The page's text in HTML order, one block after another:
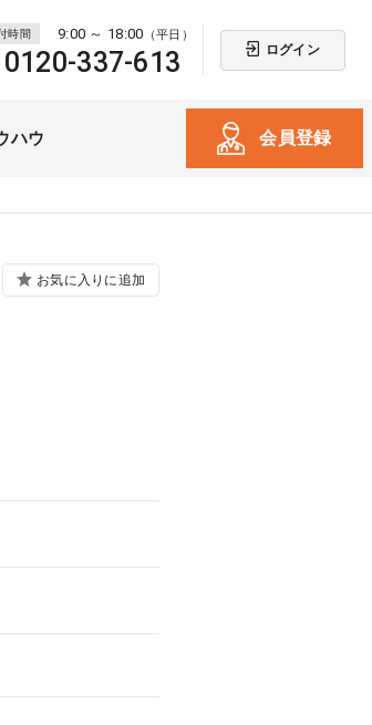
時間 9:00 ～ 18:00 （平日）
0120-337-613 ログイン
ハウ 会員登録
お気に入りに追加